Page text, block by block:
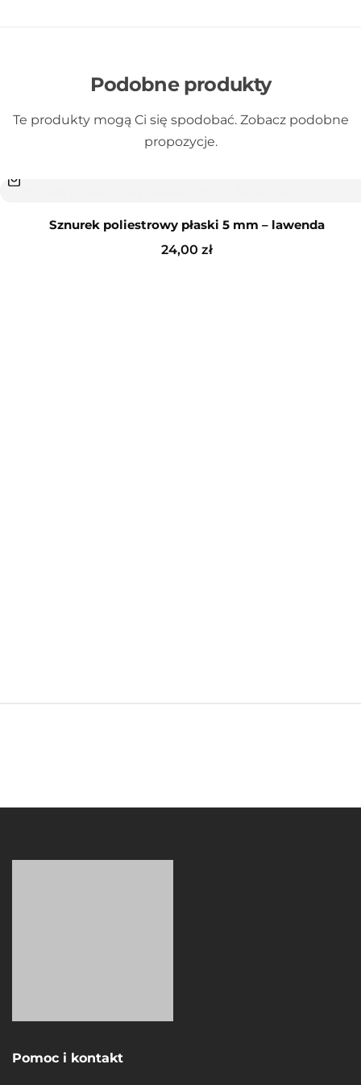
Podobne produkty
Te produkty mogą Ci się spodobać. Zobacz podobne
propozycje.
Sznurek poliestrowy płaski 5 mm – lawenda
24,00 zł
Pomoc i kontakt